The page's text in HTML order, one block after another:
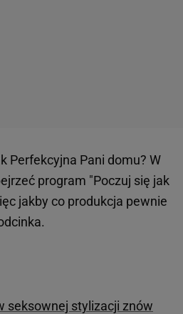
Perfekcyjna Pani domu? W
program "Poczuj się jak
jakby co produkcja pewnie
seksownej stylizacji znów